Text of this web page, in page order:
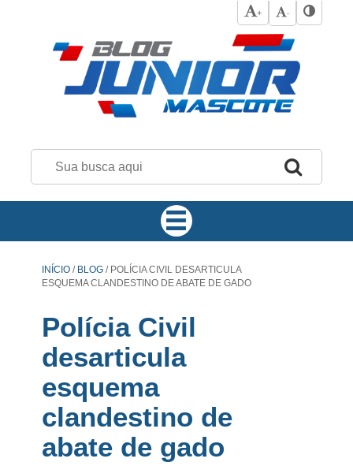
+ -
INÍCIO / BLOG /POLÍCIA CIVIL DESARTICULA
ESQUEMA CLANDESTINO DE ABATE DE GADO
Polícia Civil
desarticula
esquema
clandestino de
abate de gado